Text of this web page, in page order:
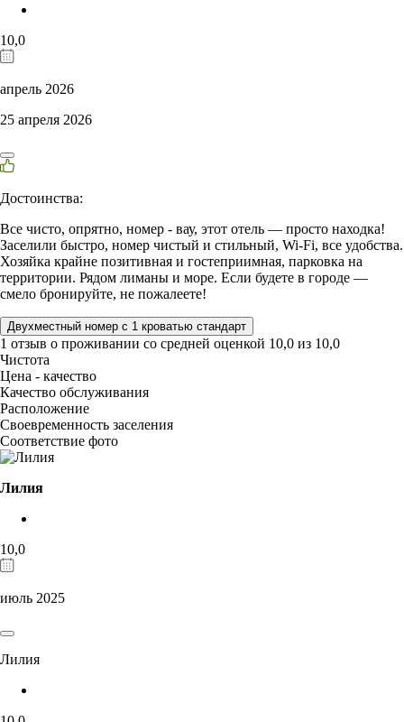
10,0
апрель 2026
25 апреля 2026
Достоинства:
Все чисто, опрятно, номер - вау, этот отель — просто находка!
Заселили быстро, номер чистый и стильный, Wi‑Fi, все удобства.
Хозяйка крайне позитивная и гостеприимная, парковка на
территории. Рядом лиманы и море. Если будете в городе —
смело бронируйте, не пожалеете!
Двухместный номер с 1 кроватью стандарт
1 отзыв о проживании со средней оценкой 10,0 из 10,0
Чистота
Цена - качество
Качество обслуживания
Расположение
Своевременность заселения
Соответствие фото
Лилия
10,0
июль 2025
Лилия